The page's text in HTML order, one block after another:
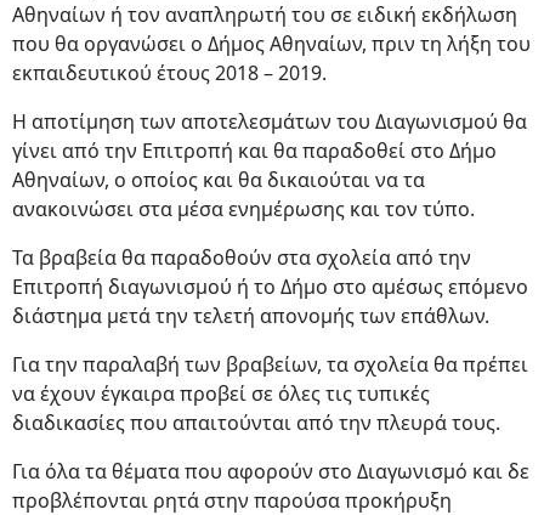
Αθηναίων ή τον αναπληρωτή του σε ειδική εκδήλωση
που θα οργανώσει ο Δήμος Αθηναίων, πριν τη λήξη του
εκπαιδευτικού έτους 2018 – 2019.
Η αποτίμηση των αποτελεσμάτων του Διαγωνισμού θα
γίνει από την Επιτροπή και θα παραδοθεί στο Δήμο
Αθηναίων, ο οποίος και θα δικαιούται να τα
ανακοινώσει στα μέσα ενημέρωσης και τον τύπο.
Τα βραβεία θα παραδοθούν στα σχολεία από την
Επιτροπή διαγωνισμού ή το Δήμο στο αμέσως επόμενο
διάστημα μετά την τελετή απονομής των επάθλων.
Για την παραλαβή των βραβείων, τα σχολεία θα πρέπει
να έχουν έγκαιρα προβεί σε όλες τις τυπικές
διαδικασίες που απαιτούνται από την πλευρά τους.
Για όλα τα θέματα που αφορούν στο Διαγωνισμό και δε
προβλέπονται ρητά στην παρούσα προκήρυξη